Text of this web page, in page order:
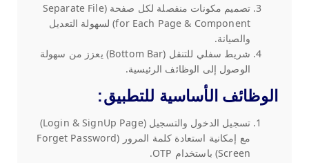
تصميم مكونات منفصلة لكل صفحة (Separate File
for Each Page & Component) لسهولة التعديل
والصيانة.
شريط سفلي للتنقل (Bottom Bar) يعزز من سهولة
الوصول إلى الوظائف الرئيسية.
الوظائف الأساسية للتطبيق:
تسجيل الدخول والتسجيل (Login & SignUp Page)
مع إمكانية استعادة كلمة المرور (Forget Password
Screen) باستخدام OTP.